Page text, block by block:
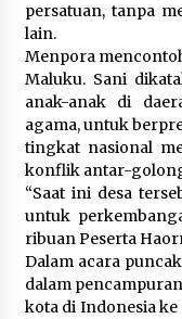
9
persatuan, tanpa
lain.
Menpora
Maluku. Sani
anak-anak di
agama, untuk
tingkat nasional
konflik antar-
“Saat ini desa
untuk
ribuan Peserta
Dalam acara
dalam
kota di Indonesia